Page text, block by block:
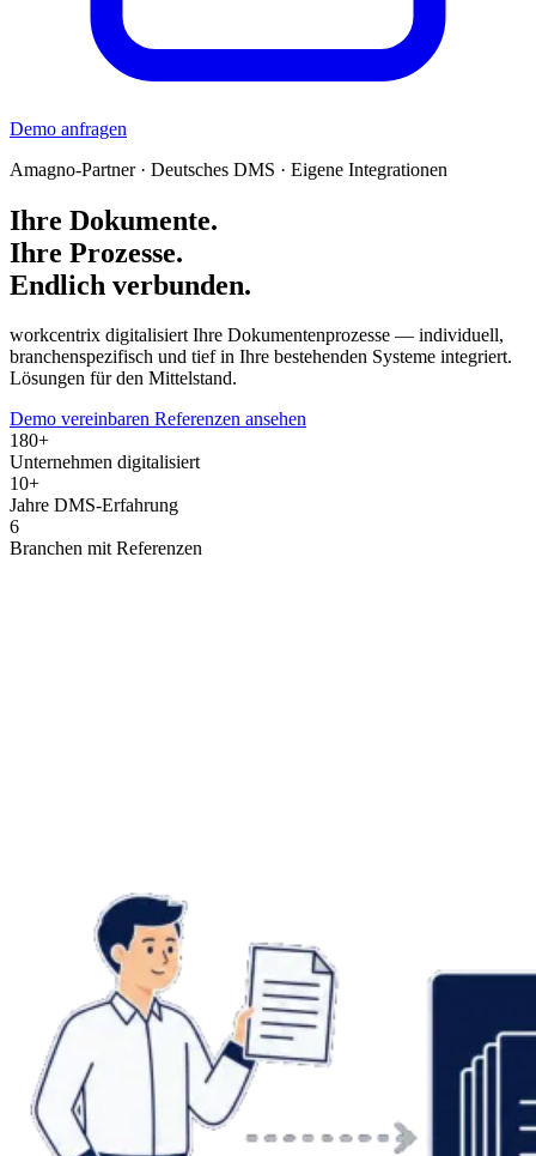
Demo anfragen
Amagno-Partner · Deutsches DMS · Eigene Integrationen
Ihre Dokumente.
Ihre Prozesse.
Endlich verbunden.
workcentrix digitalisiert Ihre Dokumentenprozesse — individuell,
branchenspezifisch und tief in Ihre bestehenden Systeme integriert.
Lösungen für den Mittelstand.
Demo vereinbaren Referenzen ansehen
180+
Unternehmen digitalisiert
10+
Jahre DMS-Erfahrung
6
Branchen mit Referenzen